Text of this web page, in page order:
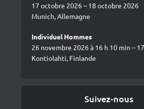
17 octobre 2026 – 18 octobre 2026
Munich, Allemagne
Individuel Hommes
26 novembre 2026 à 16 h 10 min –
Kontiolahti, Finlande
Suivez-nous